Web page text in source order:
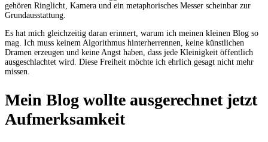
gehören Ringlicht, Kamera und ein metaphorisches Messer scheinbar zur
Grundausstattung.
Es hat mich gleichzeitig daran erinnert, warum ich meinen kleinen Blog so
mag. Ich muss keinem Algorithmus hinterherrennen, keine künstlichen
Dramen erzeugen und keine Angst haben, dass jede Kleinigkeit öffentlich
ausgeschlachtet wird. Diese Freiheit möchte ich ehrlich gesagt nicht mehr
missen.
Mein Blog wollte ausgerechnet jetzt
Aufmerksamkeit